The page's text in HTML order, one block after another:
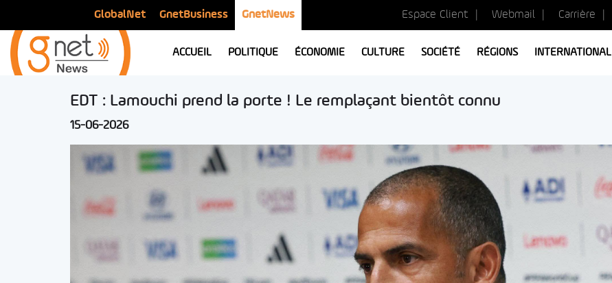
GlobalNet GnetBusiness GnetNews Espace Client Webmail Carrière
ACCUEIL POLITIQUE ÉCONOMIE CULTURE SOCIÉTÉ RÉGIONS INTERNATIONAL
EDT : Lamouchi prend la porte ! Le remplaçant bientôt connu
15-06-2026